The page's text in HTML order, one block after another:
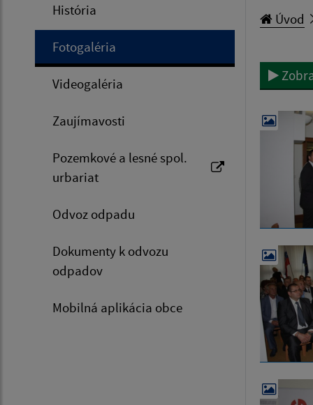
História
Fotogaléria
Videogaléria
Zaujímavosti
Pozemkové a lesné spol.
urbariat
Odvoz odpadu
Dokumenty k odvozu
odpadov
Mobilná aplikácia obce
Úvod